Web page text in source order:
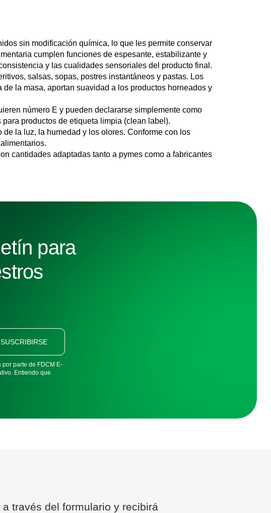
sin modificación química, lo que les permite conservar
cumplen funciones de espesante, estabilizante y
y las cualidades sensoriales del producto final.
salsas, sopas, postres instantáneos y pastas. Los
la masa, aportan suavidad a los productos horneados y
número E y pueden declararse simplemente como
productos de etiqueta limpia (clean label).
la luz, la humedad y los olores. Conforme con los
cantidades adaptadas tanto a pymes como a fabricantes
para
parte de FDCM E-
Entiendo que
SUSCRIBIRSE
través del formulario y recibirá